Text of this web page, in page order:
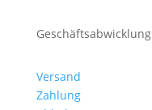
Geschäftsabwicklung
Versand
Zahlung